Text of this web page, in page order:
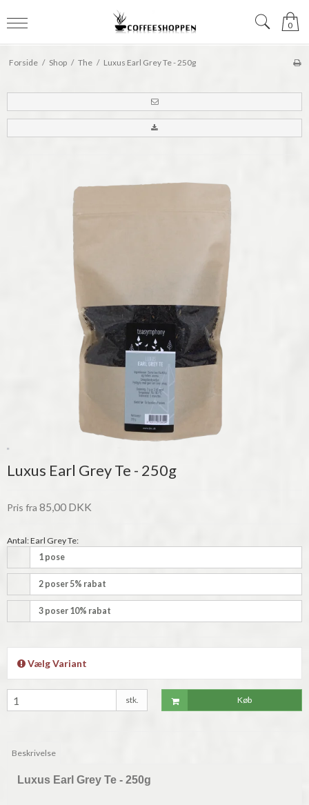
0
Forside / Shop / The / Luxus Earl Grey Te - 250g
Luxus Earl Grey Te - 250g
Pris fra 85,00 DKK
Antal: Earl Grey Te:
1 pose
2 poser 5% rabat
3 poser 10% rabat
Vælg Variant
stk. Køb
Beskrivelse
Luxus Earl Grey Te - 250g